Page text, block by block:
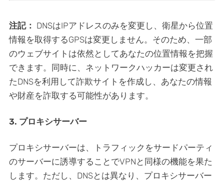
注記： DNSはIPアドレスのみを変更し、衛星から位置
情報を取得するGPSは変更しません。そのため、一部
のウェブサイトは依然としてあなたの位置情報を把握
できます。同時に、ネットワークハッカーは変更され
たDNSを利用して詐欺サイトを作成し、あなたの情報
や財産を詐取する可能性があります。
3. プロキシサーバー
プロキシサーバーは、トラフィックをサードパーティ
のサーバーに誘導することでVPNと同様の機能を果た
します。ただし、DNSとは異なり、プロキシサーバー